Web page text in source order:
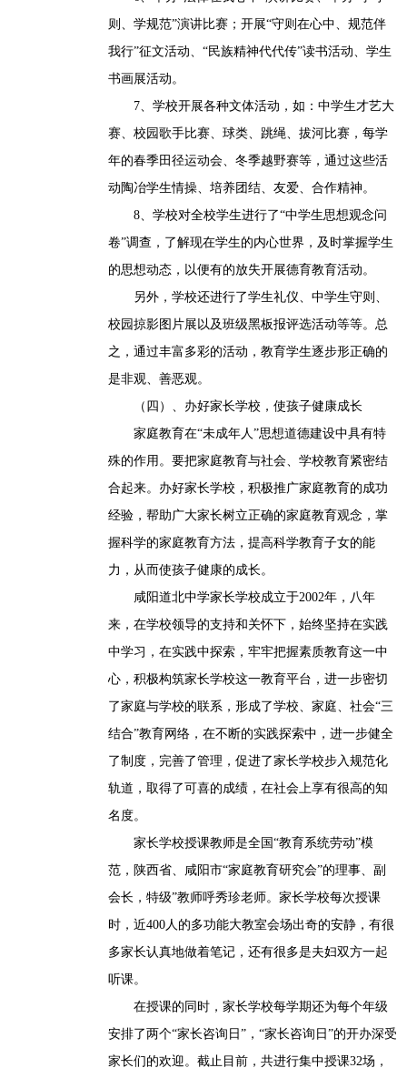
则、学规范”演讲比赛；开展“守则在心中、规范伴
我行”征文活动、“民族精神代代传”读书活动、学生
书画展活动。
7、学校开展各种文体活动，如：中学生才艺大
赛、校园歌手比赛、球类、跳绳、拔河比赛，每学
年的春季田径运动会、冬季越野赛等，通过这些活
动陶冶学生情操、培养团结、友爱、合作精神。
8、学校对全校学生进行了“中学生思想观念问
卷”调查，了解现在学生的内心世界，及时掌握学生
的思想动态，以便有的放失开展德育教育活动。
另外，学校还进行了学生礼仪、中学生守则、
校园掠影图片展以及班级黑板报评选活动等等。总
之，通过丰富多彩的活动，教育学生逐步形正确的
是非观、善恶观。
（四）、办好家长学校，使孩子健康成长
家庭教育在“未成年人”思想道德建设中具有特
殊的作用。要把家庭教育与社会、学校教育紧密结
合起来。办好家长学校，积极推广家庭教育的成功
经验，帮助广大家长树立正确的家庭教育观念，掌
握科学的家庭教育方法，提高科学教育子女的能
力，从而使孩子健康的成长。
咸阳道北中学家长学校成立于2002年，八年
来，在学校领导的支持和关怀下，始终坚持在实践
中学习，在实践中探索，牢牢把握素质教育这一中
心，积极构筑家长学校这一教育平台，进一步密切
了家庭与学校的联系，形成了学校、家庭、社会“三
结合”教育网络，在不断的实践探索中，进一步健全
了制度，完善了管理，促进了家长学校步入规范化
轨道，取得了可喜的成绩，在社会上享有很高的知
名度。
家长学校授课教师是全国“教育系统劳动”模
范，陕西省、咸阳市“家庭教育研究会”的理事、副
会长，特级”教师呼秀珍老师。家长学校每次授课
时，近400人的多功能大教室会场出奇的安静，有很
多家长认真地做着笔记，还有很多是夫妇双方一起
听课。
在授课的同时，家长学校每学期还为每个年级
安排了两个“家长咨询日”，“家长咨询日”的开办深受
家长们的欢迎。截止目前，共进行集中授课32场，